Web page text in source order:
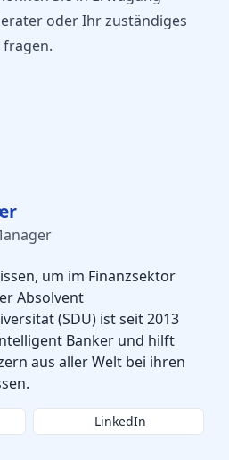
oder Ihr zuständiges
fragen.
um im Finanzsektor
Absolvent
(SDU) ist seit 2013
Banker und hilft
aus aller Welt bei ihren
LinkedIn